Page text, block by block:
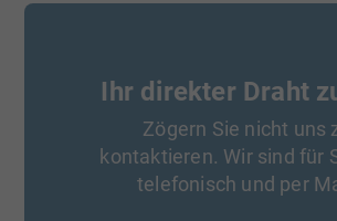
Ihr direkter Draht
Zögern Sie nicht uns
kontaktieren. Wir sind für
telefonisch und per